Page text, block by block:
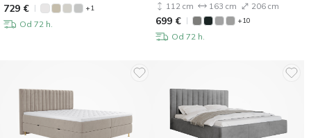
729 € +1
Od 72 h.
112 cm 163 cm 206 cm
699 € +10
Od 72 h.